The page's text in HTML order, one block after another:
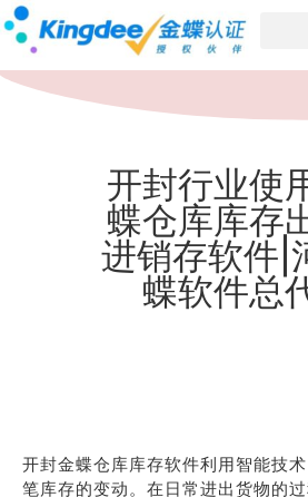
开封行业使
蝶仓库库存
进销存软件|
蝶软件总
开封金蝶仓库库存软件利用智能技
笔库存的变动。在日常进出货物的